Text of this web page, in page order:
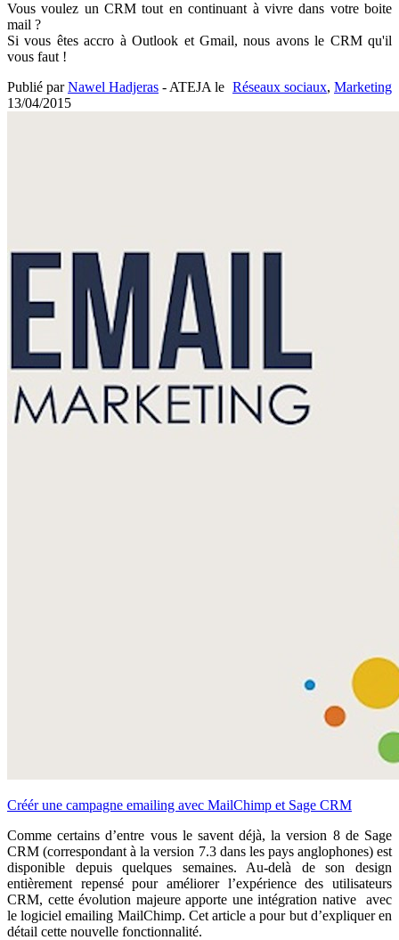
Vous voulez un CRM tout en continuant à vivre dans votre boite
mail ?
Si vous êtes accro à Outlook et Gmail, nous avons le CRM qu'il
vous faut !
Réseaux sociaux, Marketing
Publié parNawel Hadjeras - ATEJA le
13/04/2015
Créér une campagne emailing avec MailChimp et Sage CRM
Comme certains d’entre vous le savent déjà, la version 8 de Sage
CRM (correspondant à la version 7.3 dans les pays anglophones) est
disponible depuis quelques semaines. Au-delà de son design
entièrement repensé pour améliorer l’expérience des utilisateurs
CRM, cette évolution majeure apporte une intégration native avec
le logiciel emailing MailChimp. Cet article a pour but d’expliquer en
détail cette nouvelle fonctionnalité.